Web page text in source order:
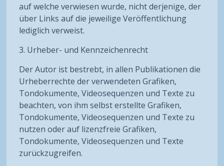
auf welche verwiesen wurde, nicht derjenige, der
über Links auf die jeweilige Veröffentlichung
lediglich verweist.
3. Urheber- und Kennzeichenrecht
Der Autor ist bestrebt, in allen Publikationen die
Urheberrechte der verwendeten Grafiken,
Tondokumente, Videosequenzen und Texte zu
beachten, von ihm selbst erstellte Grafiken,
Tondokumente, Videosequenzen und Texte zu
nutzen oder auf lizenzfreie Grafiken,
Tondokumente, Videosequenzen und Texte
zurückzugreifen.